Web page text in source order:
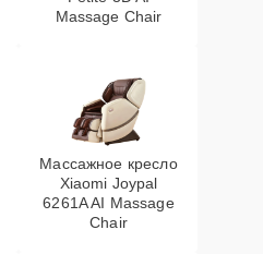
Massage Chair
Массажное кресло
Xiaomi Joypal
6261A AI Massage
Chair